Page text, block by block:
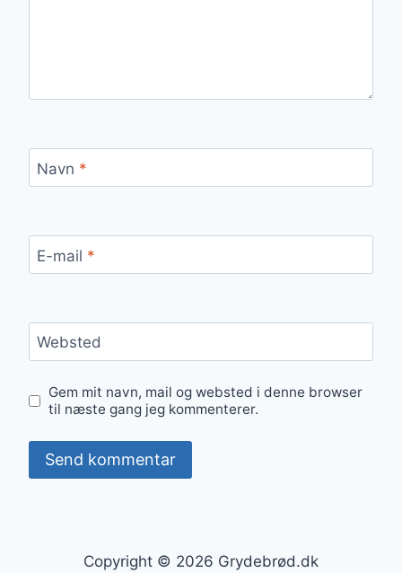
Navn *
E-mail *
Websted
Gem mit navn, mail og websted i denne browser
til næste gang jeg kommenterer.
Copyright © 2026 Grydebrød.dk